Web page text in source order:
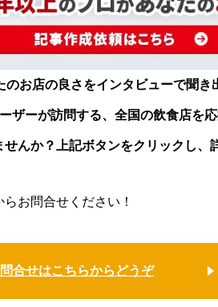
お店の良さをインタビューで聞き
ザーが訪問する、全国の飲食店を
せんか？上記ボタンをクリックし、
お問合せください！
合せはこちらからどうぞ